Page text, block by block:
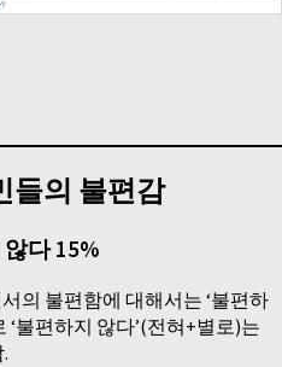
들의 불편감
다 15%
의 불편함에 대해서는 ‘불편하
‘불편하지 않다’(전혀+별로)는